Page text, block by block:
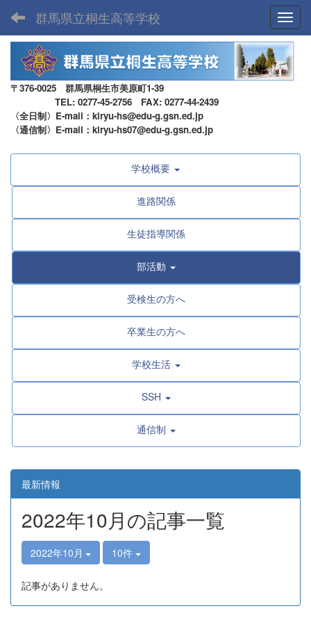
群馬県立桐生高等学校
〒376-0025 群馬県桐生市美原町1-39
TEL: 0277-45-2756 FAX: 0277-44-2439
〈全日制〉E-mail：kiryu-hs@edu-g.gsn.ed.jp
〈通信制〉E-mail：kiryu-hs07@edu-g.gsn.ed.jp
学校概要
進路関係
生徒指導関係
部活動
受検生の方へ
卒業生の方へ
学校生活
SSH
通信制
最新情報
2022年10月の記事一覧
2022年10月 10件
記事がありません。